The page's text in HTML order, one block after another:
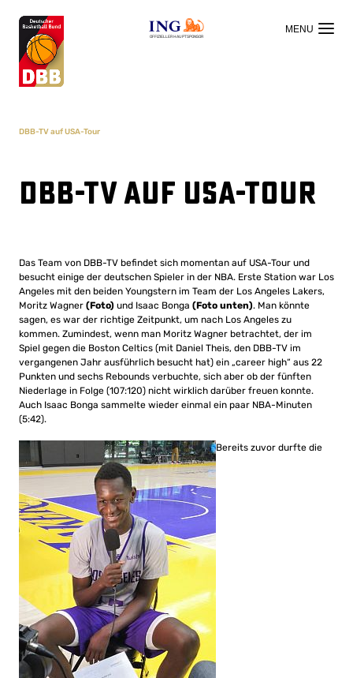
OFFIZIELLER HAUPTSPONSOR
DBB-TV auf USA-Tour
DBB-TV auf USA-Tour
Das Team von DBB-TV befindet sich momentan auf USA-Tour und
besucht einige der deutschen Spieler in der NBA. Erste Station war Los
Angeles mit den beiden Youngstern im Team der Los Angeles Lakers,
Moritz Wagner (Foto) und Isaac Bonga (Foto unten). Man könnte
sagen, es war der richtige Zeitpunkt, um nach Los Angeles zu
kommen. Zumindest, wenn man Moritz Wagner betrachtet, der im
Spiel gegen die Boston Celtics (mit Daniel Theis, den DBB-TV im
vergangenen Jahr ausführlich besucht hat) ein „career high“ aus 22
Punkten und sechs Rebounds verbuchte, sich aber ob der fünften
Niederlage in Folge (107:120) nicht wirklich darüber freuen konnte.
Auch Isaac Bonga sammelte wieder einmal ein paar NBA-Minuten
(5:42).
Bereits zuvor durfte die